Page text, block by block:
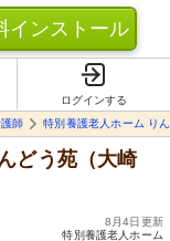
インストール
ログインする
師 特別養護老人ホーム り
どう苑（大崎
8月4日更新
特別養護老人ホーム